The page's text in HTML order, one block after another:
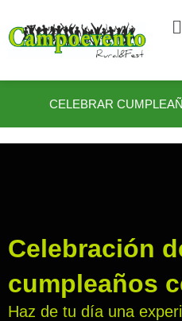
al
CELEBRAR
Celebración
cumpleaños
Haz de tu día una